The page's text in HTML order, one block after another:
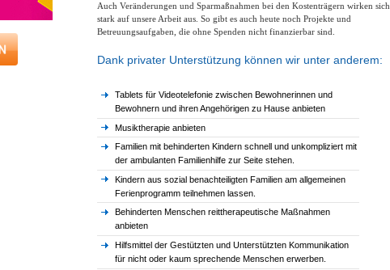
Auch Veränderungen und Sparmaßnahmen bei den Kostenträgern wirken sich
stark auf unsere Arbeit aus. So gibt es auch heute noch Projekte und
Betreuungsaufgaben, die ohne Spenden nicht finanzierbar sind.
Dank privater Unterstützung können wir unter anderem:
Tablets für Videotelefonie zwischen Bewohnerinnen und
Bewohnern und ihren Angehörigen zu Hause anbieten
Musiktherapie anbieten
Familien mit behinderten Kindern schnell und unkompliziert mit
der ambulanten Familienhilfe zur Seite stehen.
Kindern aus sozial benachteiligten Familien am allgemeinen
Ferienprogramm teilnehmen lassen.
Behinderten Menschen reittherapeutische Maßnahmen
anbieten
Hilfsmittel der Gestützten und Unterstützten Kommunikation
für nicht oder kaum sprechende Menschen erwerben.